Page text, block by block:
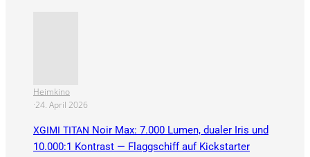
Heimkino
·24. April 2026
XGIMI TITAN Noir Max: 7.000 Lumen, dualer Iris und
10.000:1 Kontrast — Flaggschiff auf Kickstarter